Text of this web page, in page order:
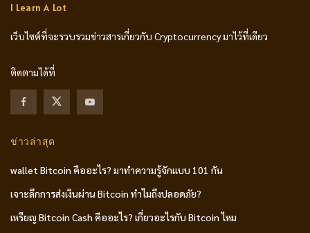
I Learn A Lot
เว็บไซต์ที่จะรวบรวมข่าวสารเกี่ยวกับ Cryptocurrency มาไว้ที่เดียว
ติดตามได้ที่
ข่าวล่าสุด
wallet Bitcoin คืออะไร? มาทำความรู้จักแบบ 101 กัน
เจาะลึกการส่งเงินผ่าน Bitcoin ทำไมถึงปลอดภัย?
เหรียญ Bitcoin Cash คืออะไร? เกี่ยวอะไรกับ Bitcoin ไหม